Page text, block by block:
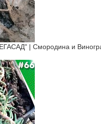
| Смородина и Виноград